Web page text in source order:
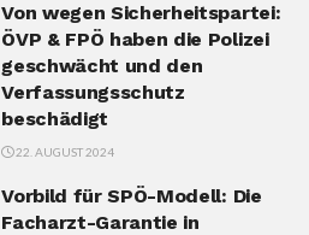
Von wegen Sicherheitspartei:
ÖVP & FPÖ haben die Polizei
geschwächt und den
Verfassungsschutz
beschädigt
22. AUGUST 2024
Vorbild für SPÖ-Modell: Die
Facharzt-Garantie in